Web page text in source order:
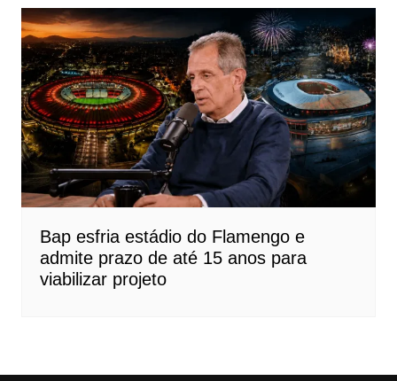
Bap esfria estádio do Flamengo e
admite prazo de até 15 anos para
viabilizar projeto